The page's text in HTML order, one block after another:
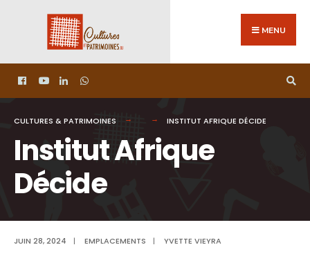
MENU
CULTURES & PATRIMOINES INSTITUT AFRIQUE DÉCIDE
Institut Afrique
Décide
JUIN 28, 2024 | EMPLACEMENTS | YVETTE VIEYRA